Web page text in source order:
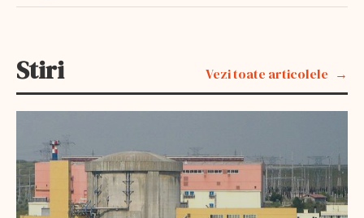
Stiri Vezi toate articolele